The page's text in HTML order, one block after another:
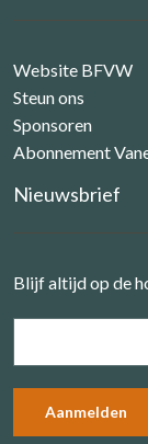
Website BFVW
Steun ons
Sponsoren
Abonnement
Nieuwsbrief
Blijf altijd op de